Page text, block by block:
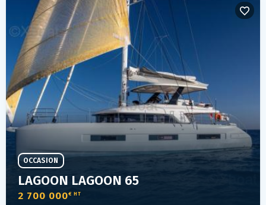
LAGOON LAGOON 65
2 700 000€ HT
OCCASION